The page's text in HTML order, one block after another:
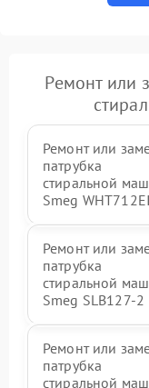
Ремонт или
Ремонт или
патрубка
стиральной
Smeg
Ремонт или
патрубка
стиральной
Smeg SLB127-2
Ремонт или
патрубка
стиральной